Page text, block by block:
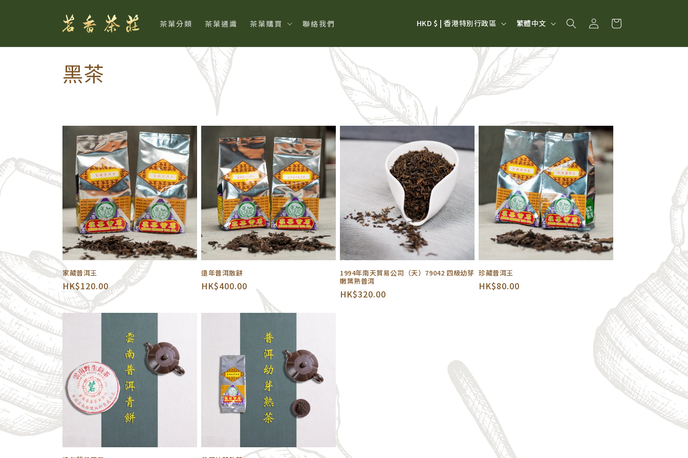
茶葉分類 茶葉通識 茶葉購買 聯絡我們
國
/
HKD $ | 香港特別行政區
語
繁體中文
登
入
物
商
系
列
:
黑茶
家藏普洱王
定
價
HK$120.00
遠年普洱散餅
定
HK$400.00
1994年南天貿易公司（天）79042 四級幼芽
嫩葉熟普洱
定
HK$320.00
珍藏普洱王
定
HK$80.00